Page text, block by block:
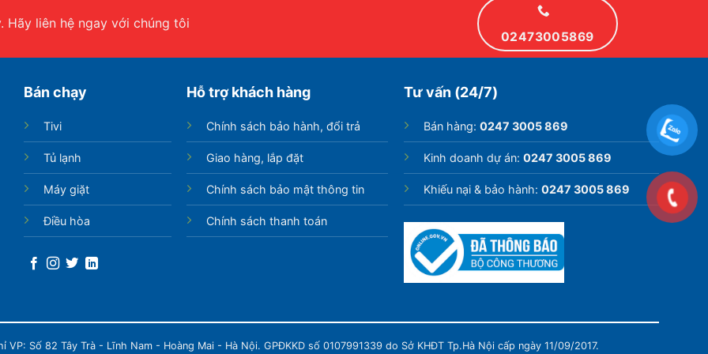
Hãy liên hệ ngay với chúng tôi
02473005869
Bán chạy
Tivi
Tủ lạnh
Máy giặt
Điều hòa
Hỗ trợ khách hàng
Chính sách bảo hành, đổi trả
Giao hàng, lắp đặt
Chính sách bảo mật thông tin
Chính sách thanh toán
Tư vấn (24/7)
Bán hàng: 0247 3005 869
Kinh doanh dự án: 0247 3005 869
Khiếu nại & bảo hành: 0247 3005 869
Số 82 Tây Trà - Lĩnh Nam - Hoàng Mai - Hà Nội. GPĐKKD số 0107991339 do Sở KHĐT Tp.Hà Nội cấp ngày 11/09/2017.